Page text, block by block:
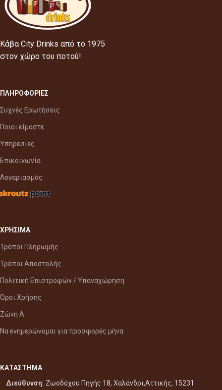
Κάβα City Drinks από το 1975
στον χώρο του ποτού!
ΠΛΗΡΟΦΟΡΙΕΣ
Συχνές Ερωτήσεις
Ποιοι είμαστε
Υπηρεσίες
Επικοινωνία
Λογαριασμός
ΧΡΗΣΙΜΑ
Τρόποι Πληρωμής
Τρόποι Αποστολής
Πολιτική Επιστροφών / Υπαναχώρηση
Όροι Χρήσης
Ζώνη Α
Να ενημερώνομαι για προσφορές μήνα
ΚΑΤΑΣΤΗΜΑ
Διεύθυνση: Ζωοδόχου Πηγής 18, Χαλάνδρι,Αττικής, 15231